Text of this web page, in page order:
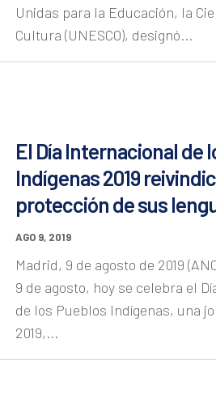
Unidas para la Educación, la
Cultura (UNESCO), designó...
El Día Internacional de
Indígenas 2019
protección de sus
AGO 9, 2019
Madrid, 9 de agosto de 2019
9 de agosto, hoy se celebra el
de los Pueblos Indígenas, una
2019,...